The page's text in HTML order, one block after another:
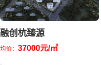
融创杭臻源
均价： 37000元/㎡